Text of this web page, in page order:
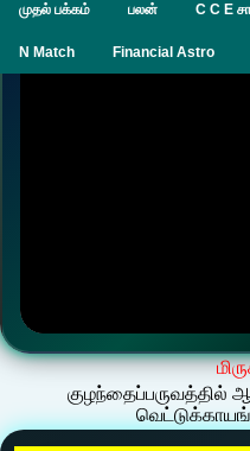
முதல் பக்கம் பலன் C C E
N Match Financial Astro
குழந்தைப்பருவத்தில்